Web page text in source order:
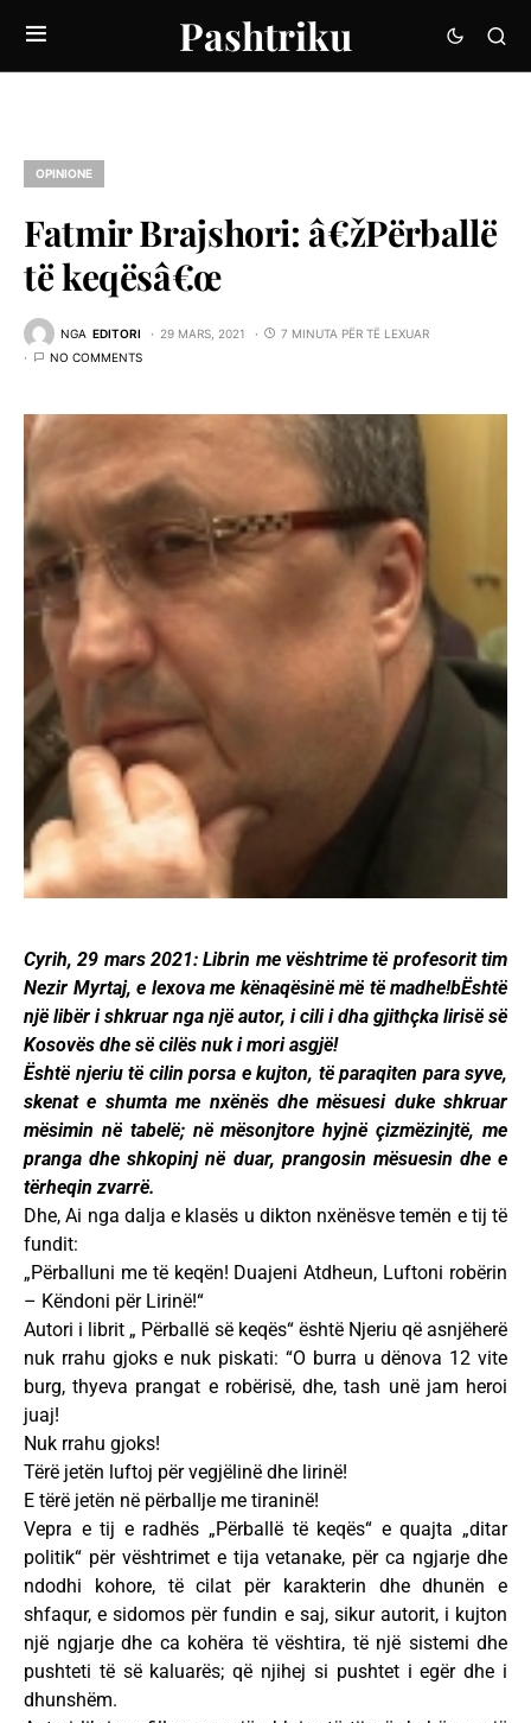
Pashtriku
OPINIONE
Fatmir Brajshori: â€žPërballë
të keqësâ€œ
NGA EDITORI 29 MARS, 2021
7 MINUTA PËR TË LEXUAR
NO COMMENTS
Cyrih, 29 mars 2021: Librin me vështrime të profesorit tim
Nezir Myrtaj, e lexova me kënaqësinë më të madhe!bËshtë
një libër i shkruar nga një autor, i cili i dha gjithçka lirisë së
Kosovës dhe së cilës nuk i mori asgjë!
Është njeriu të cilin porsa e kujton, të paraqiten para syve,
skenat e shumta me nxënës dhe mësuesi duke shkruar
mësimin në tabelë; në mësonjtore hyjnë çizmëzinjtë, me
pranga dhe shkopinj në duar, prangosin mësuesin dhe e
tërheqin zvarrë.
Dhe, Ai nga dalja e klasës u dikton nxënësve temën e tij të
fundit:
„Përballuni me të keqën! Duajeni Atdheun, Luftoni robërin
– Këndoni për Lirinë!“
Autori i librit „ Përballë së keqës“ është Njeriu që asnjëherë
nuk rrahu gjoks e nuk piskati: “O burra u dënova 12 vite
burg, thyeva prangat e robërisë, dhe, tash unë jam heroi
juaj!
Nuk rrahu gjoks!
Tërë jetën luftoj për vegjëlinë dhe lirinë!
E tërë jetën në përballje me tiraninë!
Vepra e tij e radhës „Përballë të keqës“ e quajta „ditar
politik“ për vështrimet e tija vetanake, për ca ngjarje dhe
ndodhi kohore, të cilat për karakterin dhe dhunën e
shfaqur, e sidomos për fundin e saj, sikur autorit, i kujton
një ngjarje dhe ca kohëra të vështira, të një sistemi dhe
pushteti të së kaluarës; që njihej si pushtet i egër dhe i
dhunshëm.